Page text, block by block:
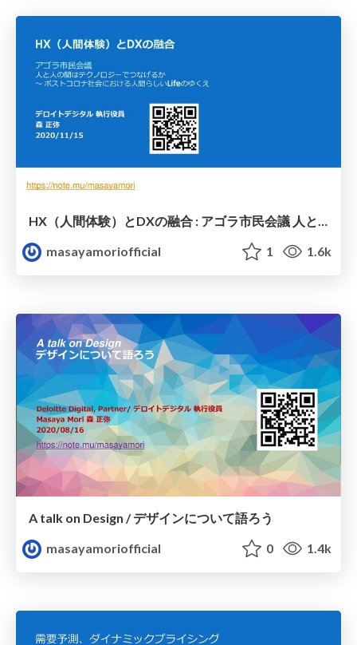
HX（人間体験）とDXの融合 : アゴラ市民会議 人と人の間はテクノロジーでつなげるか ～ ポストコロナ社会における人間らしいLifeのゆくえ: サイエンスアゴラ2020, ライブコマース, AR, VR, MR, XR
masayamoriofficial
1 1.6k
A talk on Design / デザインについて語ろう
masayamoriofficial
0 1.4k